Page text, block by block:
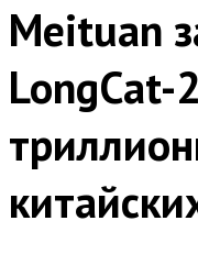
Meituan
LongCat-